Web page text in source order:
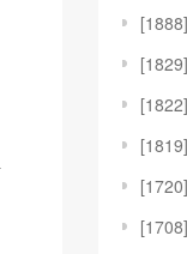
[
[1829]
[1822]
[1819]
[1720]
[1708]